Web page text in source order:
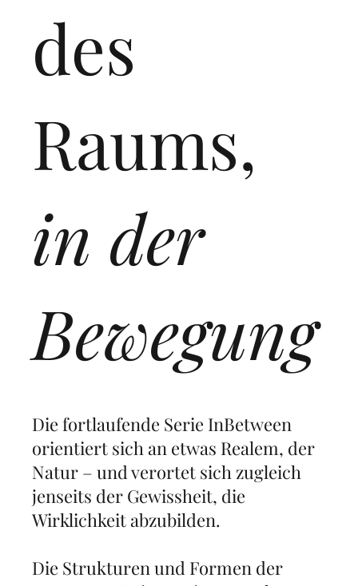
des
Raums,
in der
Bewegung
Die fortlaufende Serie InBetween
orientiert sich an etwas Realem, der
Natur – und verortet sich zugleich
jenseits der Gewissheit, die
Wirklichkeit abzubilden.
Die Strukturen und Formen der